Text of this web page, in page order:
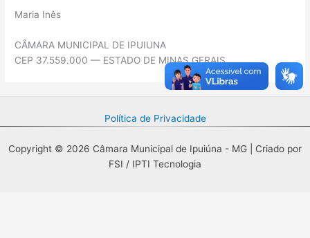
Maria Inês
CÂMARA MUNICIPAL DE IPUIUNA
CEP 37.559.000 — ESTADO DE MINAS GERAIS
Política de Privacidade
Copyright © 2026 Câmara Municipal de Ipuiúna - MG | Criado por
FSI / IPTI Tecnologia